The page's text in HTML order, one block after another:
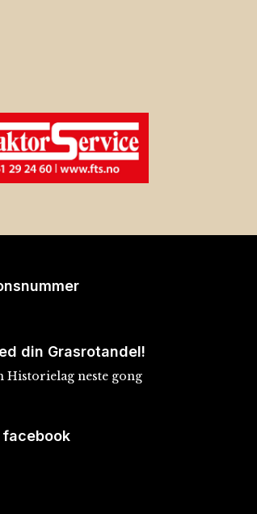
din Grasrotandel!
Historielag neste gong
facebook